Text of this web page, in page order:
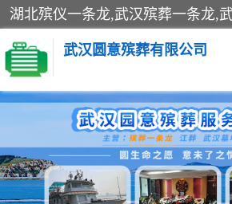
武汉圆意殡葬有限公司
殡葬一条龙服务 江葬
武汉锦辉天堂文化园 仙鹤